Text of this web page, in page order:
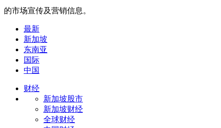
的市场宣传及营销信息。
最新
新加坡
东南亚
国际
中国
财经
新加坡股市
新加坡财经
全球财经